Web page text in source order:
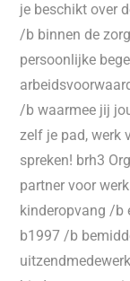
je beschikt over
/b binnen de
persoonlijke
/b waarmee jij
zelf je pad, werk
spreken! brh3
partner voor
kinderopvang /b
b1997 /b